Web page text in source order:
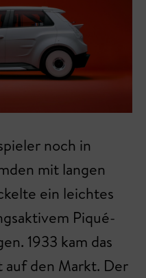
noch in
mit langen
ein leichtes
Piqué-
1933 kam das
auf den Markt. Der